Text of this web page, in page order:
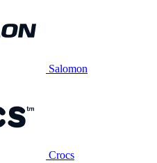
Salomon
Crocs